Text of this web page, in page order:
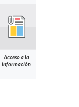
Acceso a la
información